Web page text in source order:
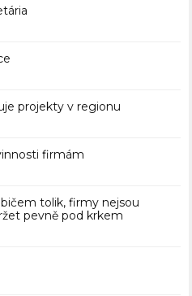
projekty v regionu
firmám
tolik, firmy nejsou
pevně pod krkem